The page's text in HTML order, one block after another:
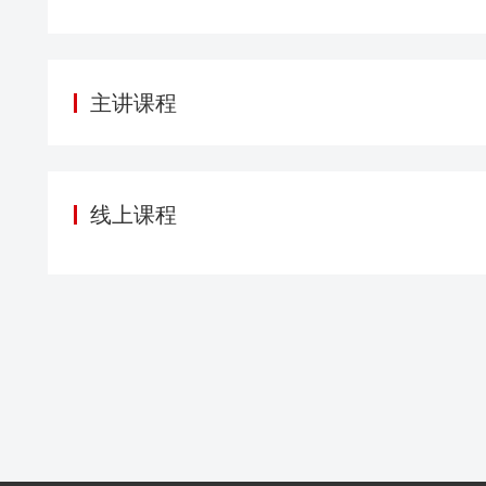
主讲课程
线上课程